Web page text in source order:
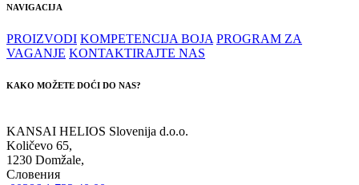
NAVIGACIJA
PROIZVODI KOMPETENCIJA BOJA PROGRAM ZA
VAGANJE KONTAKTIRAJTE NAS
KAKO MOŽETE DOĆI DO NAS?
KANSAI HELIOS Slovenija d.o.o.
Količevo 65,
1230 Domžale,
Словения